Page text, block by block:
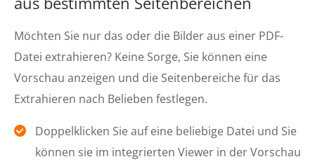
Möchten Sie nur das oder die Bilder aus einer PDF-
Datei extrahieren? Keine Sorge, Sie können eine
Vorschau anzeigen und die Seitenbereiche für das
Extrahieren nach Belieben festlegen.
Doppelklicken Sie auf eine beliebige Datei und Sie
können sie im integrierten Viewer in der Vorschau